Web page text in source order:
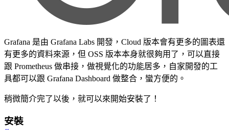
Grafana 是由 Grafana Labs 開發，Cloud 版本會有更多的圖表還
有更多的資料來源，但 OSS 版本本身就很夠用了，可以直接
跟 Prometheus 做串接，做視覺化的功能居多，自家開發的工
具都可以跟 Grafana Dashboard 做整合，蠻方便的。
稍微簡介完了以後，就可以來開始安裝了！
安裝